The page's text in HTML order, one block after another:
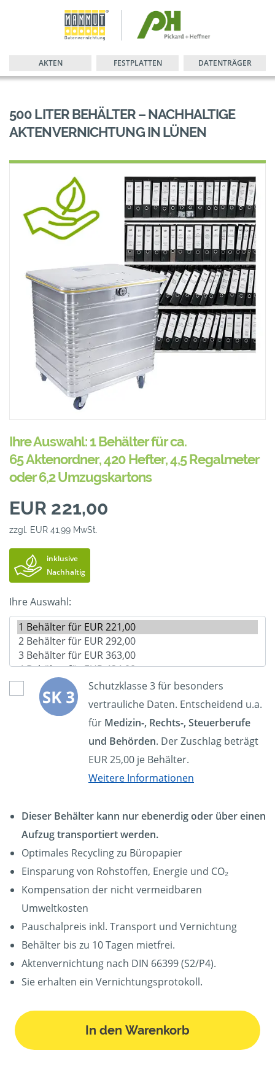
AKTEN FESTPLATTEN DATENTRÄGER
500 LITER BEHÄLTER – NACHHALTIGE
AKTENVERNICHTUNG IN LÜNEN
Ihre Auswahl: 1 Behälter für ca.
65 Aktenordner, 420 Hefter, 4,5 Regalmeter
oder 6,2 Umzugskartons
EUR 221,00
zzgl. EUR 41,99 MwSt.
inklusive
Nachhaltig
Ihre Auswahl:
Schutzklasse 3 für besonders
vertrauliche Daten. Entscheidend u.a.
für Medizin-, Rechts-, Steuerberufe
und Behörden. Der Zuschlag beträgt
EUR 25,00 je Behälter.
Weitere Informationen
Dieser Behälter kann nur ebenerdig oder über einen
Aufzug transportiert werden.
Optimales Recycling zu Büropapier
Einsparung von Rohstoffen, Energie und CO₂
Kompensation der nicht vermeidbaren
Umweltkosten
Pauschalpreis inkl. Transport und Vernichtung
Behälter bis zu 10 Tagen mietfrei.
Aktenvernichtung nach DIN 66399 (S2/P4).
Sie erhalten ein Vernichtungsprotokoll.
In den Warenkorb